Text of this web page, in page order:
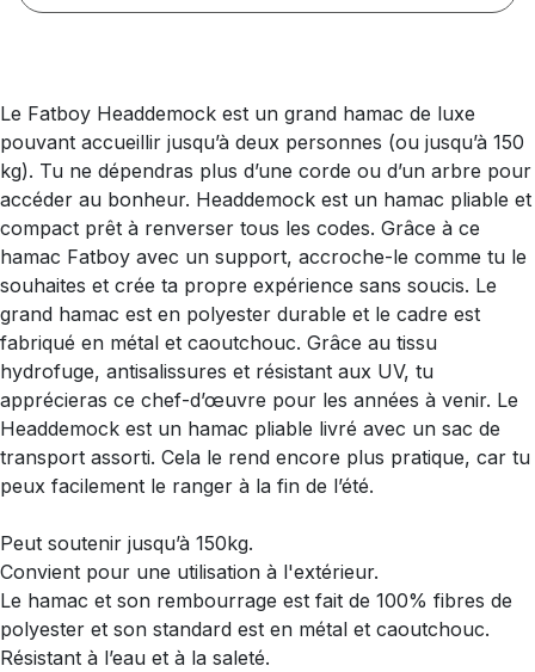
Le Fatboy Headdemock est un grand hamac de luxe
pouvant accueillir jusqu’à deux personnes (ou jusqu’à 150
kg). Tu ne dépendras plus d’une corde ou d’un arbre pour
accéder au bonheur. Headdemock est un hamac pliable et
compact prêt à renverser tous les codes. Grâce à ce
hamac Fatboy avec un support, accroche-le comme tu le
souhaites et crée ta propre expérience sans soucis. Le
grand hamac est en polyester durable et le cadre est
fabriqué en métal et caoutchouc. Grâce au tissu
hydrofuge, antisalissures et résistant aux UV, tu
apprécieras ce chef-d’œuvre pour les années à venir. Le
Headdemock est un hamac pliable livré avec un sac de
transport assorti. Cela le rend encore plus pratique, car tu
peux facilement le ranger à la fin de l’été.
Peut soutenir jusqu’à 150kg.
Convient pour une utilisation à l'extérieur.
Le hamac et son rembourrage est fait de 100% fibres de
polyester et son standard est en métal et caoutchouc.
Résistant à l’eau et à la saleté.